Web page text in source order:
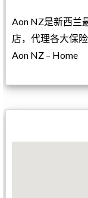
Aon NZ是新西兰
店，代理各大保
Aon NZ – Home